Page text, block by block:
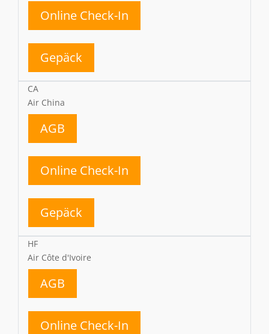
Online Check-In
Gepäck
CA
Air China
AGB
Online Check-In
Gepäck
HF
Air Côte d'Ivoire
AGB
Online Check-In